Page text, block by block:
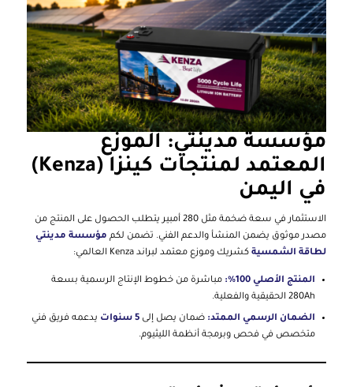
مؤسسة مدينتي: الموزع
المعتمد لمنتجات كينزا (Kenza)
في اليمن
الاستثمار في سعة ضخمة مثل 280 أمبير يتطلب الحصول على المنتج من
مصدر موثوق يضمن المنشأ والدعم الفني. تضمن لكم مؤسسة مدينتي
لطاقة الشمسيةكشريك وموزع معتمد لبراند Kenza العالمي:
المنتج الأصلي 100%:
مباشرة من خطوط الإنتاج الرسمية بسعة
280Ah الحقيقية والفعلية.
الضمان الرسمي الممتد: ضمان يصل إلى 5 سنوات
يدعمه فريق فني
متخصص في فحص وبرمجة أنظمة الليثيوم.